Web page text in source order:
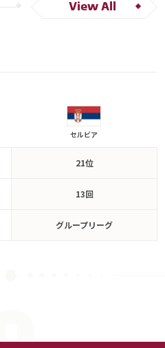
View All
セルビア
21位
13回
グループリーグ